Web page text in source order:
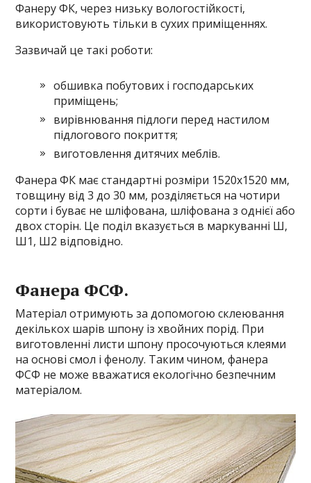
Фанеру ФК, через низьку вологостійкості,
використовують тільки в сухих приміщеннях.
Зазвичай це такі роботи:
обшивка побутових і господарських
приміщень;
вирівнювання підлоги перед настилом
підлогового покриття;
виготовлення дитячих меблів.
Фанера ФК має стандартні розміри 1520х1520 мм,
товщину від 3 до 30 мм, розділяється на чотири
сорти і буває не шліфована, шліфована з однієї або
двох сторін. Це поділ вказується в маркуванні Ш,
Ш1, Ш2 відповідно.
Фанера ФСФ.
Матеріал отримують за допомогою склеювання
декількох шарів шпону із хвойних порід. При
виготовленні листи шпону просочуються клеями
на основі смол і фенолу. Таким чином, фанера
ФСФ не може вважатися екологічно безпечним
матеріалом.